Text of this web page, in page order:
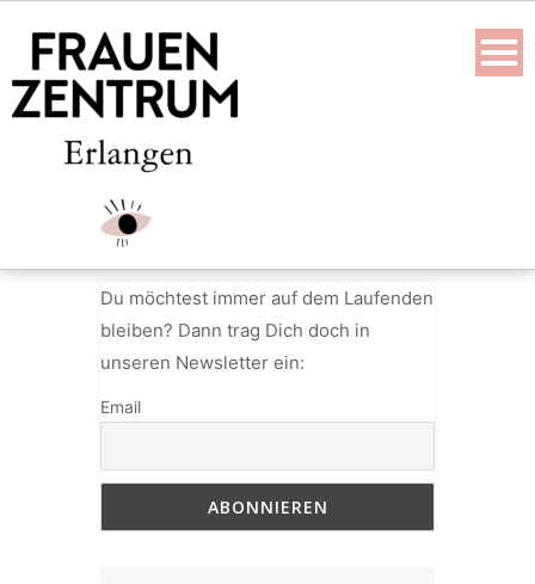
content
Du möchtest immer auf dem Laufenden
bleiben? Dann trag Dich doch in
unseren Newsletter ein:
Email